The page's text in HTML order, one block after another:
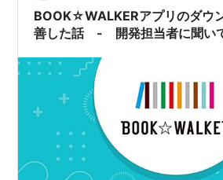
心に大反響！予想外の接戦に おわり
固まるまで ～企画担当者…
BOOK☆WALKERアプリのダウ
善した話 - 開発担当者に聞